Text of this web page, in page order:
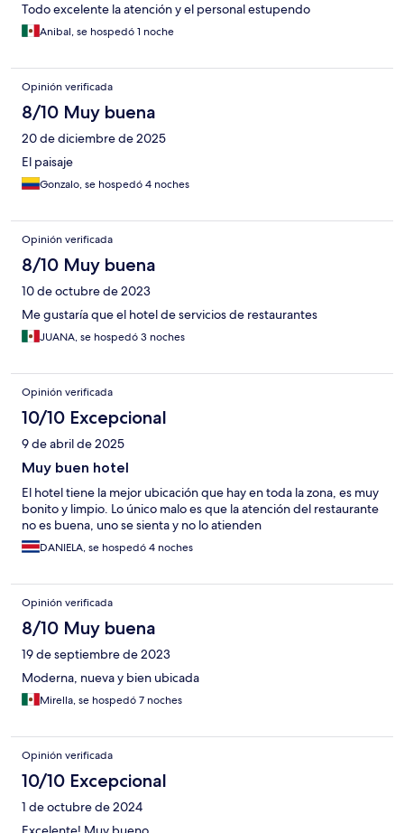
Todo excelente la atención y el personal estupendo
Anibal, se hospedó 1 noche
Opinión verificada
8/10 Muy buena
20 de diciembre de 2025
El paisaje
Gonzalo, se hospedó 4 noches
Opinión verificada
8/10 Muy buena
10 de octubre de 2023
Me gustaría que el hotel de servicios de restaurantes
JUANA, se hospedó 3 noches
Opinión verificada
10/10 Excepcional
9 de abril de 2025
Muy buen hotel
El hotel tiene la mejor ubicación que hay en toda la zona, es muy
bonito y limpio. Lo único malo es que la atención del restaurante
no es buena, uno se sienta y no lo atienden
DANIELA, se hospedó 4 noches
Opinión verificada
8/10 Muy buena
19 de septiembre de 2023
Moderna, nueva y bien ubicada
Mirella, se hospedó 7 noches
Opinión verificada
10/10 Excepcional
1 de octubre de 2024